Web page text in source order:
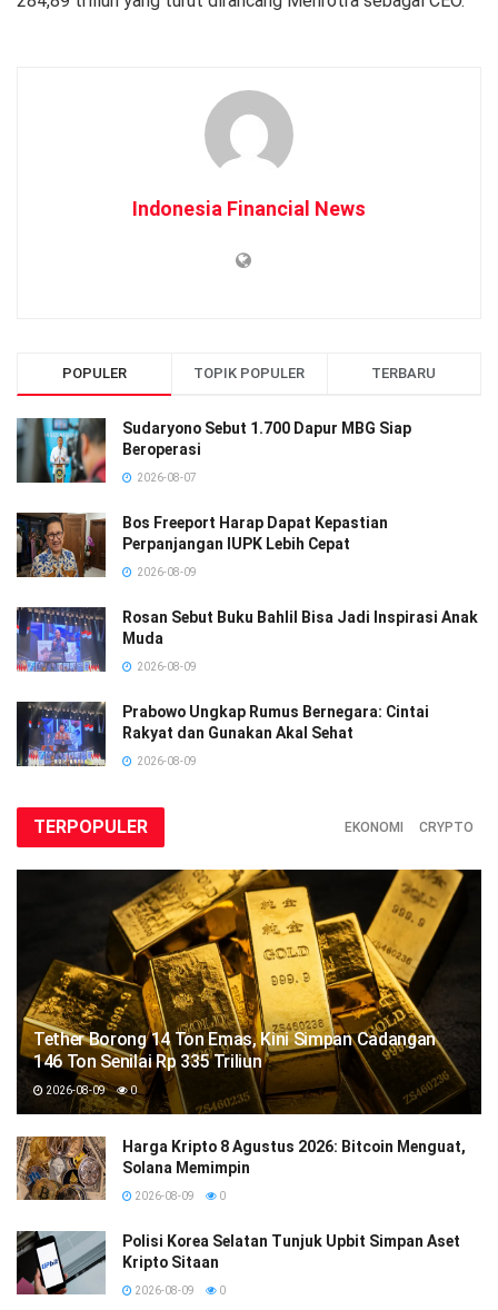
Indonesia Financial News
POPULER TOPIK POPULER TERBARU
Sudaryono Sebut 1.700 Dapur MBG Siap
Beroperasi
2026-08-07
Bos Freeport Harap Dapat Kepastian
Perpanjangan IUPK Lebih Cepat
2026-08-09
Rosan Sebut Buku Bahlil Bisa Jadi Inspirasi Anak
Muda
2026-08-09
Prabowo Ungkap Rumus Bernegara: Cintai
Rakyat dan Gunakan Akal Sehat
2026-08-09
TERPOPULER EKONOMI CRYPTO
Tether Borong 14 Ton Emas, Kini Simpan Cadangan
146 Ton Senilai Rp 335 Triliun
2026-08-09 0
Harga Kripto 8 Agustus 2026: Bitcoin Menguat,
Solana Memimpin
2026-08-09 0
Polisi Korea Selatan Tunjuk Upbit Simpan Aset
Kripto Sitaan
2026-08-09 0